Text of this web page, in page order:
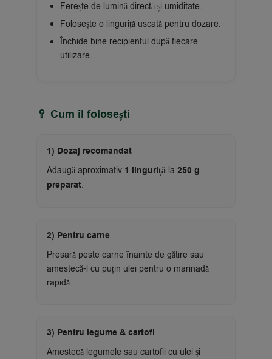
Ferește de lumină directă și umiditate.
Folosește o linguriță uscată pentru dozare.
Închide bine recipientul după fiecare
utilizare.
🥄 Cum îl folosești
1) Dozaj recomandat
Adaugă aproximativ 1 linguriță la 250 g
preparat.
2) Pentru carne
Presară peste carne înainte de gătire sau
amestecă-l cu puțin ulei pentru o marinadă
rapidă.
3) Pentru legume & cartofi
Amestecă legumele sau cartofii cu ulei și